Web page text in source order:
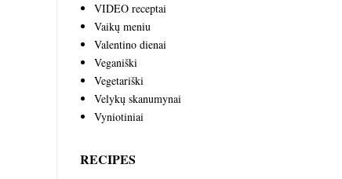
VIDEO receptai
Vaikų meniu
Valentino dienai
Veganiški
Vegetariški
Velykų skanumynai
Vyniotiniai
RECIPES